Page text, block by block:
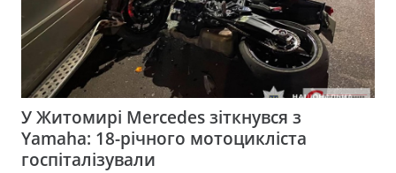
У Житомирі Mercedes зіткнувся з
Yamaha: 18-річного мотоцикліста
госпіталізували